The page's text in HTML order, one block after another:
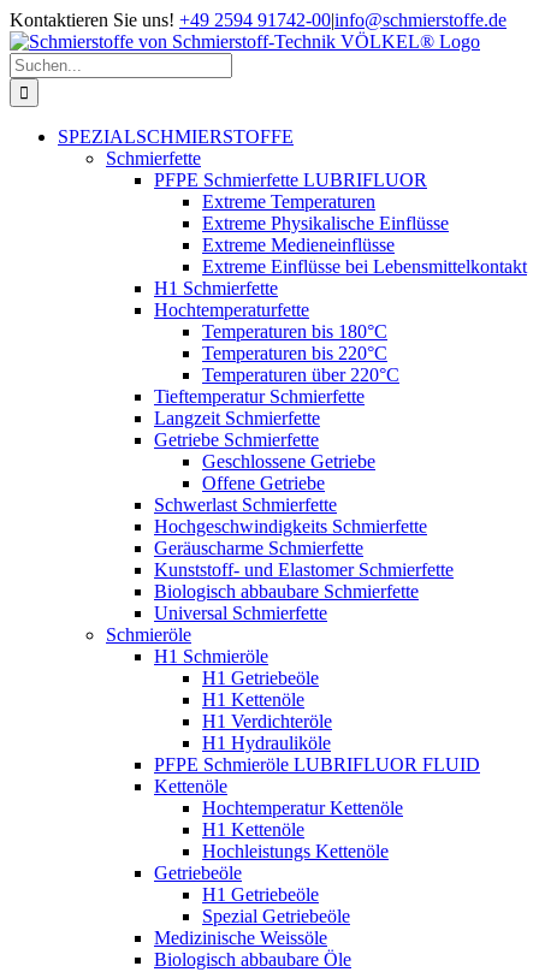
Zum
Inhalt
springen
Kontaktieren Sie uns! +49 2594 91742-00|info@schmierstoffe.de
Suche
nach:
SPEZIALSCHMIERSTOFFE
Schmierfette
PFPE Schmierfette LUBRIFLUOR
Extreme Temperaturen
Extreme Physikalische Einflüsse
Extreme Medieneinflüsse
Extreme Einflüsse bei Lebensmittelkontakt
H1 Schmierfette
Hochtemperaturfette
Temperaturen bis 180°C
Temperaturen bis 220°C
Temperaturen über 220°C
Tieftemperatur Schmierfette
Langzeit Schmierfette
Getriebe Schmierfette
Geschlossene Getriebe
Offene Getriebe
Schwerlast Schmierfette
Hochgeschwindigkeits Schmierfette
Geräuscharme Schmierfette
Kunststoff- und Elastomer Schmierfette
Biologisch abbaubare Schmierfette
Universal Schmierfette
Schmieröle
H1 Schmieröle
H1 Getriebeöle
H1 Kettenöle
H1 Verdichteröle
H1 Hydrauliköle
PFPE Schmieröle LUBRIFLUOR FLUID
Kettenöle
Hochtemperatur Kettenöle
H1 Kettenöle
Hochleistungs Kettenöle
Getriebeöle
H1 Getriebeöle
Spezial Getriebeöle
Medizinische Weissöle
Biologisch abbaubare Öle